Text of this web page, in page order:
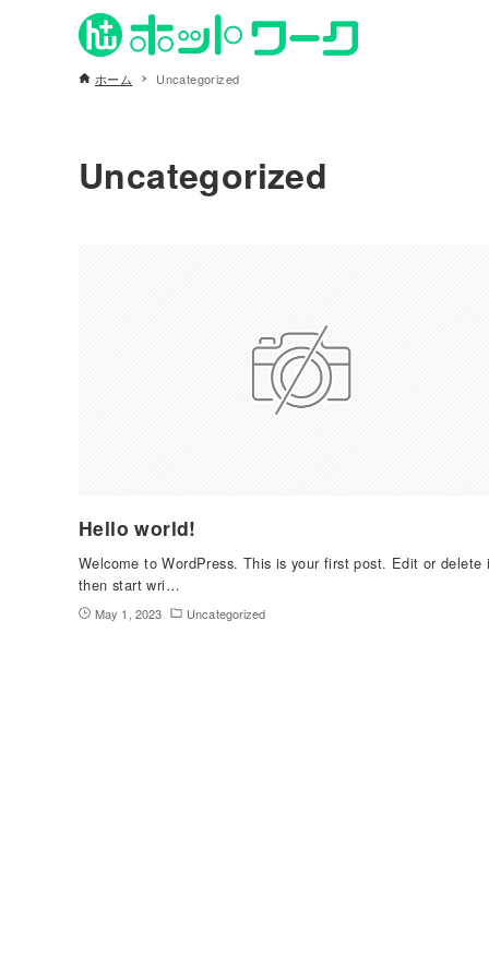
ホーム Uncategorized
Uncategorized
Hello world!
Welcome to WordPress. This is your first post. Edit or delete
then start wri…
May 1, 2023 Uncategorized